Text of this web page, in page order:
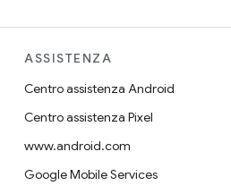
ASSISTENZA
Centro assistenza Android
Centro assistenza Pixel
www.android.com
Google Mobile Services